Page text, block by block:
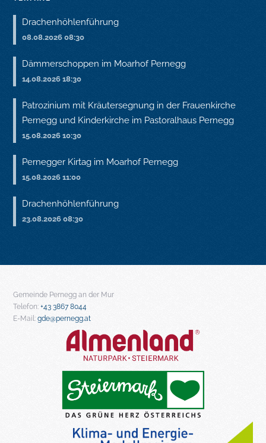
Drachenhöhlenführung
08.08.2026 08:30
Dämmerschoppen im Moarhof Pernegg
14.08.2026 18:30
Patrozinium mit Kräutersegnung in der Frauenkirche
Pernegg und Kinderkirche im Pastoralhaus Pernegg
15.08.2026 10:30
Pernegger Kirtag im Moarhof Pernegg
15.08.2026 11:00
Drachenhöhlenführung
23.08.2026 08:30
Gemeinde Pernegg an der Mur
Telefon: +43 3867 8044
E-Mail: gde@pernegg.at